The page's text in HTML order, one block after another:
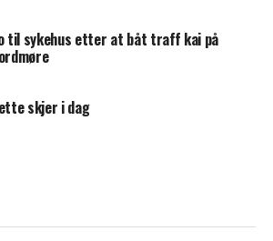
til sykehus etter at båt traff kai på
skjer i dag